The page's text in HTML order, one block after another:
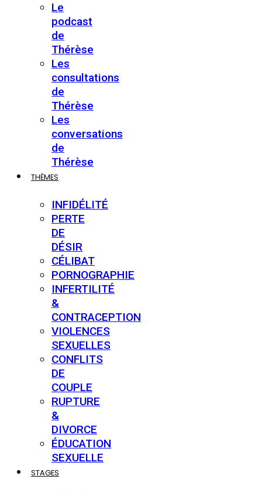
Le
podcast
de
Thérèse
Les
consultations
de
Thérèse
Les
conversations
de
Thérèse
THÈMES
INFIDÉLITÉ
PERTE
DE
DÉSIR
CÉLIBAT
PORNOGRAPHIE
INFERTILITÉ
&
CONTRACEPTION
VIOLENCES
SEXUELLES
CONFLITS
DE
COUPLE
RUPTURE
&
DIVORCE
ÉDUCATION
SEXUELLE
STAGES